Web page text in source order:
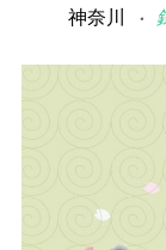
神奈川